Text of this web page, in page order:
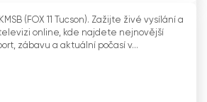
(FOX 11 Tucson). Zažijte živé vysílání a
online, kde najdete nejnovější
zábavu a aktuální počasí v...